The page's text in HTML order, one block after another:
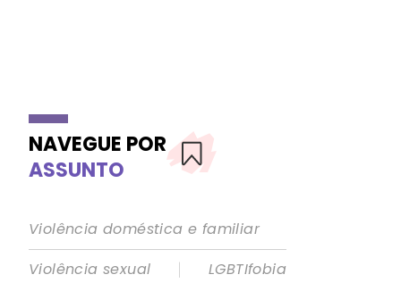
NAVEGUE POR
ASSUNTO
Violência doméstica e familiar
Violência sexual
|
LGBTIfobia